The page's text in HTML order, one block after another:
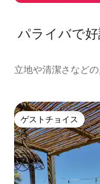
パライバで
立地や清潔さなど
ゲストチョイス
ゲストチョイス